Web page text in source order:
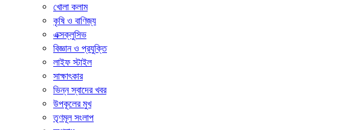
খোলা কলাম
কৃষি ও বাণিজ্য
এক্সক্লুসিভ
বিজ্ঞান ও প্রযুক্তি
লাইফ স্টাইল
সাক্ষাৎকার
ভিন্ন স্বাদের খবর
উপকূলের মুখ
তৃণমূল সংলাপ